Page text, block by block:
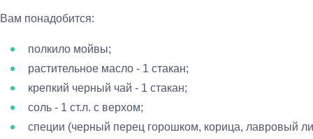
Вам понадобится:
полкило мойвы;
растительное масло - 1 стакан;
крепкий черный чай - 1 стакан;
соль - 1 ст.л. с верхом;
специи (черный перец горошком, корица, лавровый